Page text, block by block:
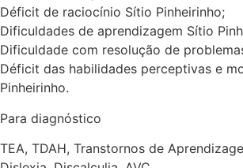
Déficit de raciocínio Sítio Pinheirinho;
Dificuldades de aprendizagem Sítio
Dificuldade com resolução de
Déficit das habilidades perceptivas e
Pinheirinho.
Para diagnóstico
TEA, TDAH, Transtornos de